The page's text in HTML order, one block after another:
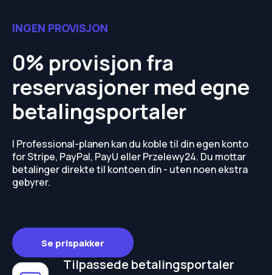
INGEN PROVISJON
0% provisjon fra
reservasjoner med egne
betalingsportaler
I Professional-planen kan du koble til din egen konto
for Stripe, PayPal, PayU eller Przelewy24. Du mottar
betalinger direkte til kontoen din - uten noen ekstra
gebyrer.
Se prispakker
Tilpassede betalingsportaler